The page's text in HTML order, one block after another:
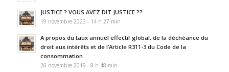
JUSTICE ? VOUS AVEZ DIT JUSTICE ??
19 novembre 2023 - 14 h 27 min
A propos du taux annuel effectif global, de la déchéance du
droit aux intérêts et de l’Article R311-3 du Code de la
consommation
26 novembre 2019 - 8 h 48 min